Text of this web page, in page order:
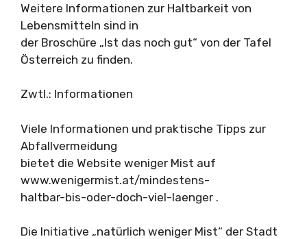
Weitere Informationen zur Haltbarkeit von
Lebensmitteln sind in
der Broschüre „Ist das noch gut“ von der Tafel
Österreich zu finden.
Zwtl.: Informationen
Viele Informationen und praktische Tipps zur
Abfallvermeidung
bietet die Website weniger Mist auf
www.wenigermist.at/mindestens-
haltbar-bis-oder-doch-viel-laenger .
Die Initiative „natürlich weniger Mist“ der Stadt